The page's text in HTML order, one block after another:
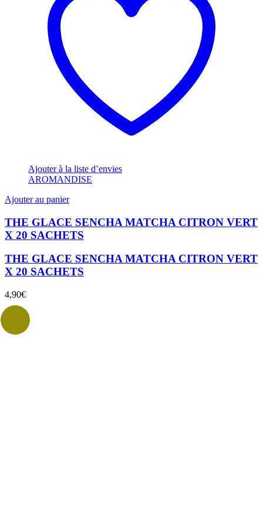
Ajouter à la liste d’envies
AROMANDISE
Ajouter au panier
THE GLACE SENCHA MATCHA CITRON VERT
X 20 SACHETS
THE GLACE SENCHA MATCHA CITRON VERT
X 20 SACHETS
4,90€